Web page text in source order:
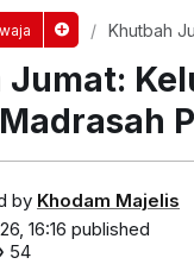
Khutbah
by Khodam Majelis
16:16 published
54